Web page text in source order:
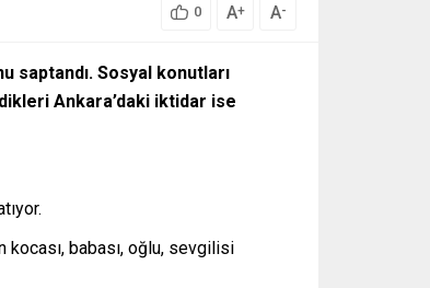
0 A+ A-
saptandı. Sosyal konutları
Ankara’daki iktidar ise
kocası, babası, oğlu, sevgilisi